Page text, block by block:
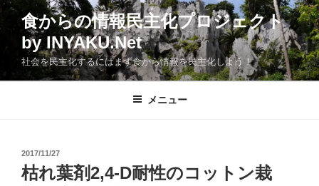
コ
食からの情報民主化プロジェクト
by INYAKU.Net
社会を民主化するにはまず食から情報を民主化しよう！
メニュー
投
稿
日:
2017/11/27
枯れ葉剤2,4-D耐性のコットン栽